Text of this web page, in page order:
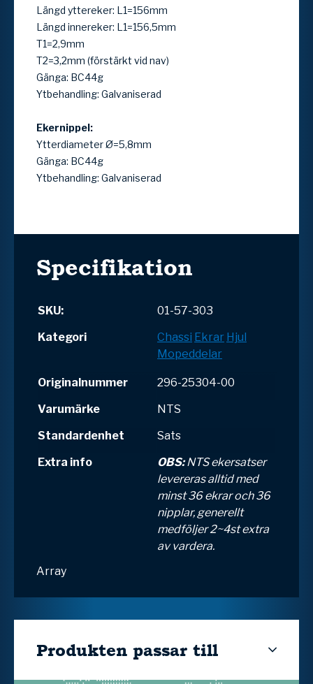
Längd yttereker: L1=156mm
Längd innereker: L1=156,5mm
T1=2,9mm
T2=3,2mm (förstärkt vid nav)
Gänga: BC44g
Ytbehandling: Galvaniserad
Ekernippel:
Ytterdiameter Ø=5,8mm
Gänga: BC44g
Ytbehandling: Galvaniserad
Specifikation
SKU:
01-57-303
Kategori
Chassi Ekrar Hjul
Mopeddelar
Originalnummer
296-25304-00
Varumärke
NTS
Standardenhet
Sats
Extra info
OBS:NTS ekersatser
levereras alltid med
minst 36 ekrar och 36
nipplar, generellt
medföljer 2~4st extra
av vardera.
Array
Produkten passar till